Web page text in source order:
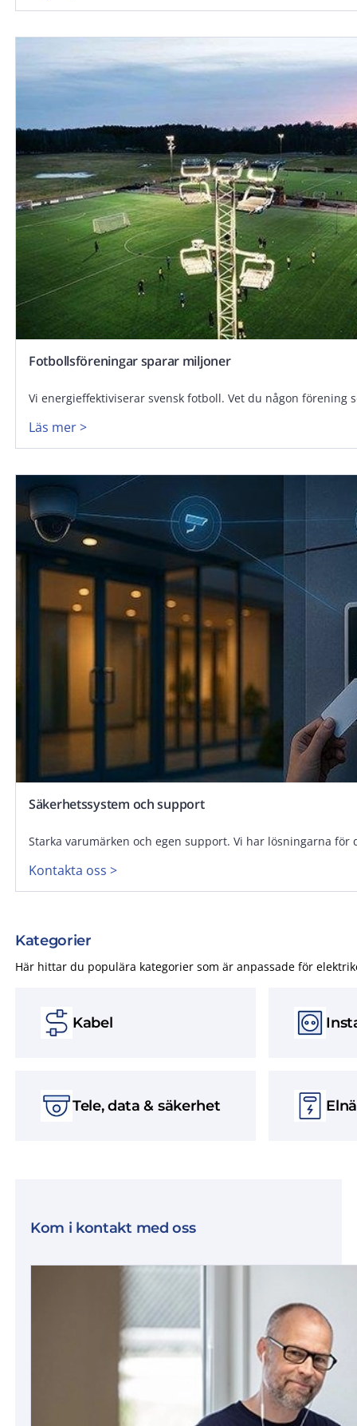
Fotbollsföreningar sparar miljoner
Vi energieffektiviserar svensk fotboll. Vet du någon förening
Läs mer >
Säkerhetssystem och support
Starka varumärken och egen support. Vi har lösningarna för
Kontakta oss >
Kategorier
Här hittar du populära kategorier som är anpassade för
Kabel
Tele, data & säkerhet
Kom i kontakt med oss